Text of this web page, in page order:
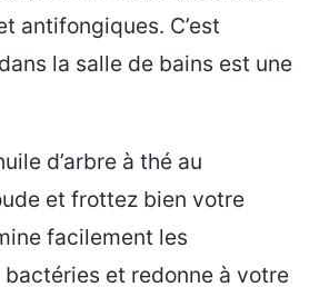
antifongiques. C’est
la salle de bains est une
d’arbre à thé au
et frottez bien votre
facilement les
et redonne à votre